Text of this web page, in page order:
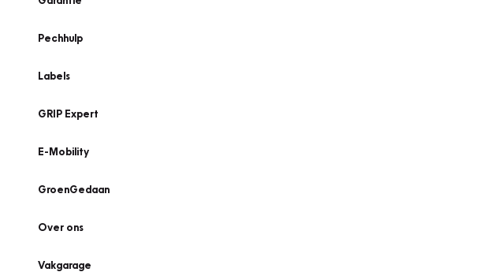
Pechhulp
Labels
GRIP Expert
E-Mobility
GroenGedaan
Over ons
Vakgarage